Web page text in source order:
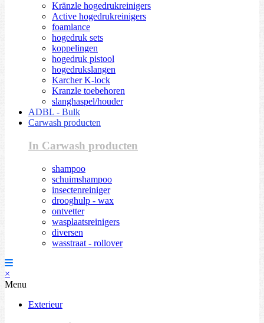
Kränzle hogedrukreinigers
Active hogedrukreinigers
foamlance
hogedruk sets
koppelingen
hogedruk pistool
hogedrukslangen
Karcher K-lock
Kranzle toebehoren
slanghaspel/houder
ADBL - Bulk
Carwash producten
In Carwash producten
shampoo
schuimshampoo
insectenreiniger
drooghulp - wax
ontvetter
wasplaatsreinigers
diversen
wasstraat - rollover
×
Menu
Exterieur